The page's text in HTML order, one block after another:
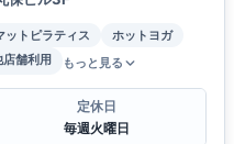
ットピラティス
ホットヨガ
店舗利用 もっと見る
定休日
毎週火曜日